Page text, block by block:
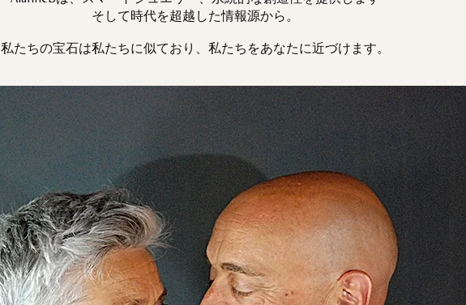
そして時代を超越した情報源から。
私たちの宝石は私たちに似ており、私たちをあなたに近づけます。